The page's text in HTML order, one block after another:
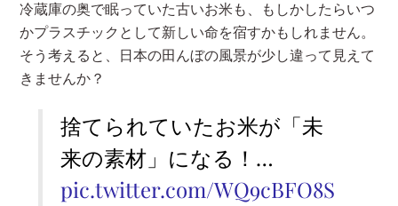
冷蔵庫の奥で眠っていた古いお米も、もしかしたらいつ
かプラスチックとして新しい命を宿すかもしれません。
そう考えると、日本の田んぼの風景が少し違って見えて
きませんか？
捨てられていたお米が「未
来の素材」になる！…
pic.twitter.com/WQ9cBFO8S